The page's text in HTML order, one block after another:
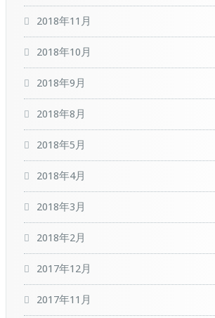
2018年11月
2018年10月
2018年9月
2018年8月
2018年5月
2018年4月
2018年3月
2018年2月
2017年12月
2017年11月